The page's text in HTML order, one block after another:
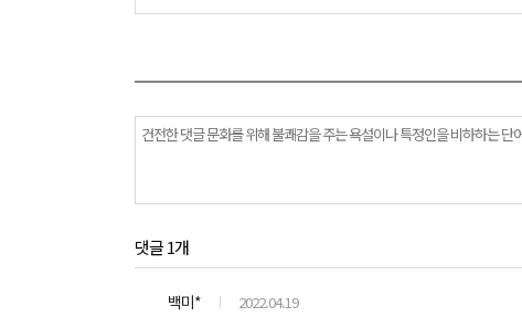
댓글 1개
백미* 2022.04.19